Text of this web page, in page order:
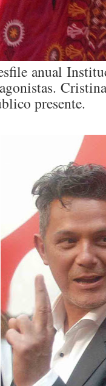
anual
presente.